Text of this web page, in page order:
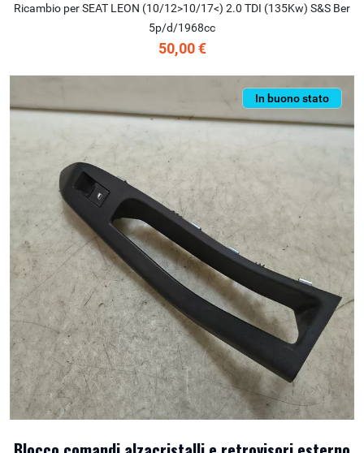
Ricambio per SEAT LEON (10/12>10/17<) 2.0 TDI (135Kw) S&S Ber
5p/d/1968cc
50,00 €
In buono stato